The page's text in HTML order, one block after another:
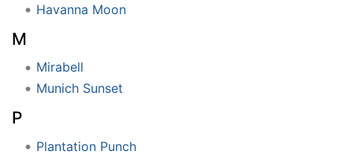
Havanna Moon
M
Mirabell
Munich Sunset
P
Plantation Punch